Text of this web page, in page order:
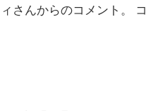
ィさんからのコメント。 コ